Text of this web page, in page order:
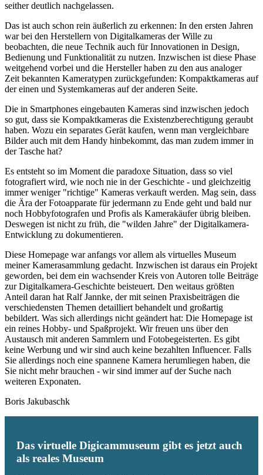
seither deutlich nachgelassen.
Das ist auch schon rein äußerlich zu erkennen: In den ersten Jahren
war bei den Herstellern von Digitalkameras der Wille zu
beobachten, die neue Technik auch für Innovationen in Design,
Bedienung und Funktionalität zu nutzen. Inzwischen ist diese Phase
weitgehend vorbei und die Hersteller haben zu den aus analoger
Zeit bekannten Kameratypen zurückgefunden: Kompaktkameras auf
der einen und Systemkameras auf der anderen Seite.
Die in Smartphones eingebauten Kameras sind inzwischen jedoch
so gut, dass sie Kompaktkameras die Existenzberechtigung geraubt
haben. Wozu ein separates Gerät kaufen, wenn man vergleichbare
Bilder auch mit dem Handy hinbekommt, das man zudem immer in
der Tasche hat?
Es entsteht so im Moment die paradoxe Situation, dass so viel
fotografiert wird, wie noch nie in der Geschichte - und gleichzeitig
immer weniger "richtige" Kameras verkauft werden. Mag sein, dass
die Ära der Fotoapparate für jedermann zu Ende geht und bald nur
noch Hobbyfotografen und Profis als Kamerakäufer übrig bleiben.
Deswegen ist nicht zu früh, die "wilden Jahre" der Digitalkamera-
Entwicklung zu dokumentieren.
Diese Homepage war anfangs vor allem als virtuelles Museum
meiner Kamerasammlung gedacht. Inzwischen ist daraus ein Projekt
geworden, bei dem ein wachsender Kreis von Autoren tolle Beiträge
zur Digitalkamera-Geschichte beisteuert. Den weitaus größten
Anteil daran hat Ralf Jannke, der mit seinen Praxisbeiträgen die
verschiedensten Themen detailliert behandelt und großartig
bebildert. Was sich allerdings nicht geändert hat: Die Homepage ist
ein reines Hobby- und Spaßprojekt. Wir freuen uns über den
Austausch mit anderen Sammlern und Fotobegeisterten. Es gibt
keine Werbung und wir sind auch keine bezahlten Influencer. Falls
Sie allerdings noch eine spannene Kamera herumliegen haben, die
Sie nicht mehr brauchen - wir sind immer auf der Suche nach
weiteren Exponaten.
Boris Jakubaschk
Das virtuelle Digicammuseum gibt es jetzt auch
als reales Museum